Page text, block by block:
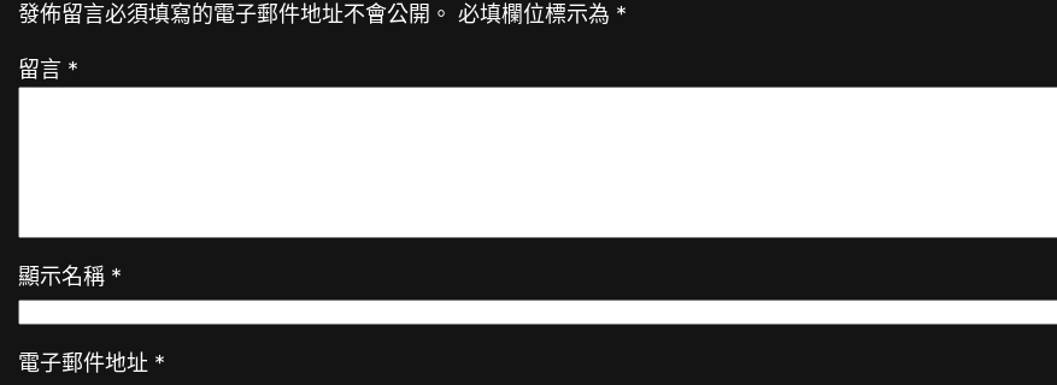
發佈留言必須填寫的電子郵件地址不會公開。 必填欄位標示為 *
留言 *
顯示名稱 *
電子郵件地址 *